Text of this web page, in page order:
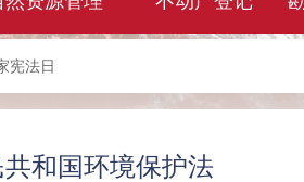
宪法日
和国环境保护法